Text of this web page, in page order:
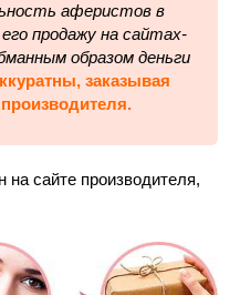
аферистов в
продажу на сайтах-
образом деньги
заказывая
на сайте производителя,